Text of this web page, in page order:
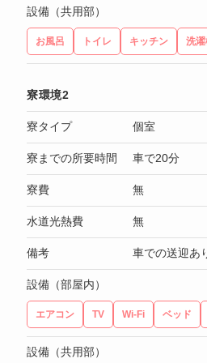
設備（共用部）
お風呂 トイレ キッチン 洗
寮環境2
寮タイプ 個室
寮までの所要時間 車で20分
寮費 無
水道光熱費 無
備考 車での送迎あ
設備（部屋内）
エアコン TV Wi-Fi ベッド
設備（共用部）